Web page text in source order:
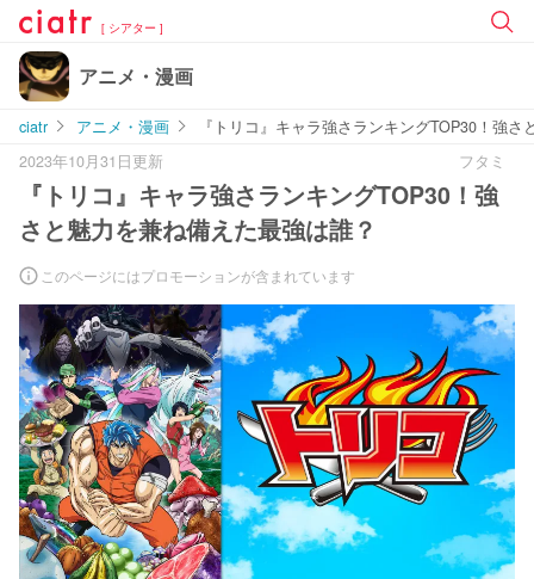
[ シアター ]
アニメ・漫画
ciatr アニメ・漫画
『トリコ』キャラ強さランキングTOP30！強
2023年10月31日更新
フタミ
『トリコ』キャラ強さランキングTOP30！強
さと魅力を兼ね備えた最強は誰？
このページにはプロモーションが含まれています